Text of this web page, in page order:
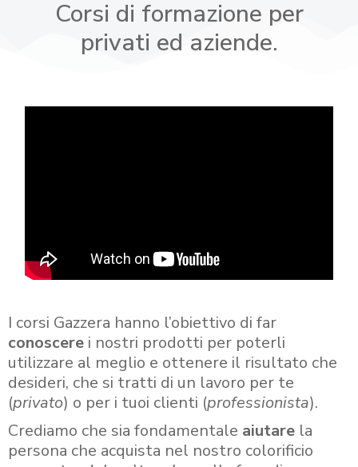
Corsi di formazione per
privati ed aziende.
I corsi Gazzera hanno l’obiettivo di far
conoscere i nostri prodotti per poterli
utilizzare al meglio e ottenere il risultato che
desideri, che si tratti di un lavoro per te
(privato) o per i tuoi clienti (professionista).
Crediamo che sia fondamentale aiutare la
persona che acquista nel nostro colorificio